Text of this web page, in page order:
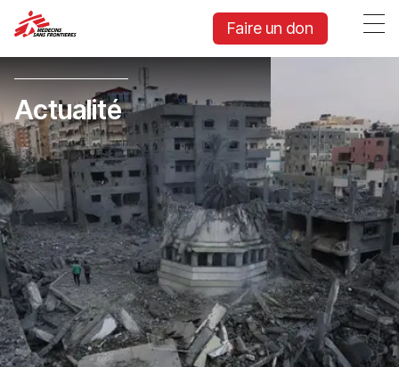
Faire un don
Actualité